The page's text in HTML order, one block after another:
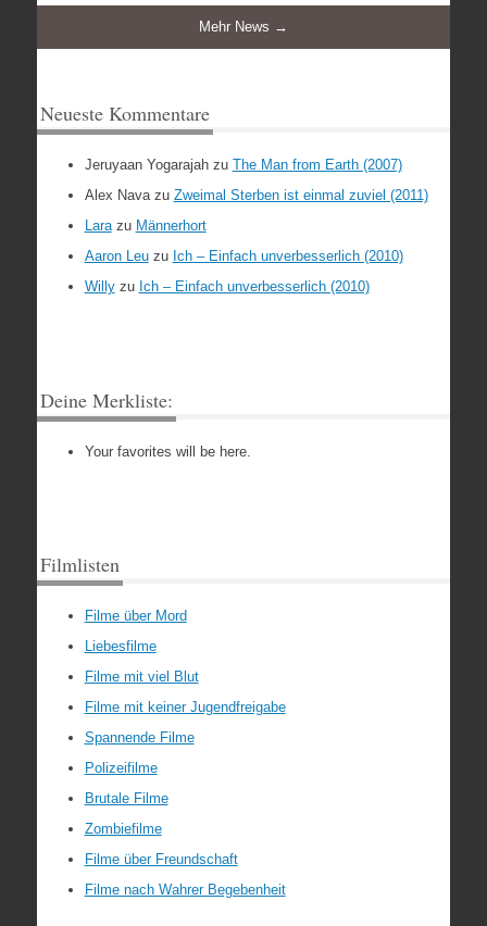
Mehr News →
Neueste Kommentare
Jeruyaan Yogarajahzu The Man from Earth (2007)
Alex Navazu Zweimal Sterben ist einmal zuviel (2011)
Larazu Männerhort
Aaron Leuzu Ich – Einfach unverbesserlich (2010)
Willyzu Ich – Einfach unverbesserlich (2010)
Deine Merkliste:
Your favorites will be here.
Filmlisten
Filme über Mord
Liebesfilme
Filme mit viel Blut
Filme mit keiner Jugendfreigabe
Spannende Filme
Polizeifilme
Brutale Filme
Zombiefilme
Filme über Freundschaft
Filme nach Wahrer Begebenheit